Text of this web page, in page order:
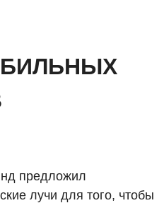
предложил
лучи для того, чтобы